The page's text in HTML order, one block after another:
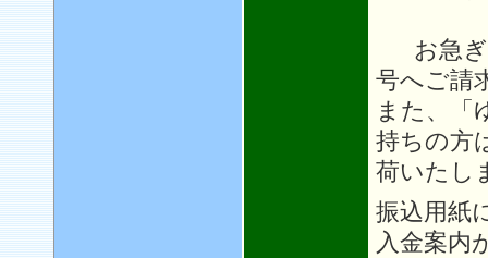
お急ぎ
号へご請
また、「
持ちの方
荷いたし
振込用紙
入金案内